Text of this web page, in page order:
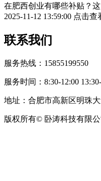
在肥西创业有哪些补贴？
2025-11-12 13:59:00 点击查
联系我们
服务热线：15855199550
服务时间：8:30-12:00
地址：合肥市高新区明珠
版权所有© 卧涛科技有限公